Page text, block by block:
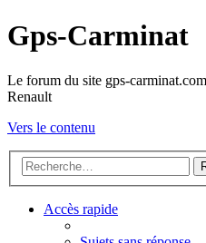
Gps-Carminat
Le forum du site gps-
Renault
Vers le contenu
Accès rapide